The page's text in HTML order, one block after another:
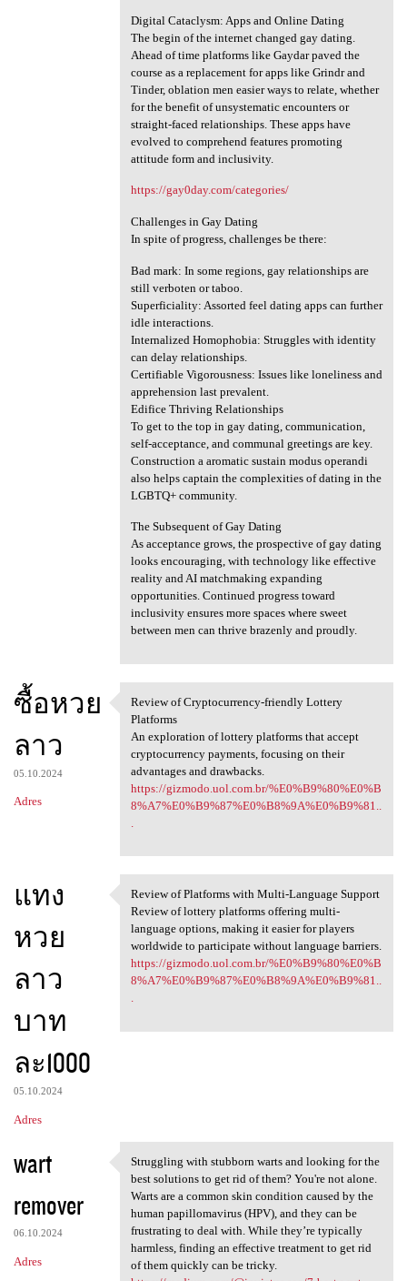
Digital Cataclysm: Apps and Online Dating
The begin of the internet changed gay dating.
Ahead of time platforms like Gaydar paved the
course as a replacement for apps like Grindr and
Tinder, oblation men easier ways to relate, whether
for the benefit of unsystematic encounters or
straight-faced relationships. These apps have
evolved to comprehend features promoting
attitude form and inclusivity.
https://gay0day.com/categories/
Challenges in Gay Dating
In spite of progress, challenges be there:
Bad mark: In some regions, gay relationships are
still verboten or taboo.
Superficiality: Assorted feel dating apps can further
idle interactions.
Internalized Homophobia: Struggles with identity
can delay relationships.
Certifiable Vigorousness: Issues like loneliness and
apprehension last prevalent.
Edifice Thriving Relationships
To get to the top in gay dating, communication,
self-acceptance, and communal greetings are key.
Construction a aromatic sustain modus operandi
also helps captain the complexities of dating in the
LGBTQ+ community.
The Subsequent of Gay Dating
As acceptance grows, the prospective of gay dating
looks encouraging, with technology like effective
reality and AI matchmaking expanding
opportunities. Continued progress toward
inclusivity ensures more spaces where sweet
between men can thrive brazenly and proudly.
ซื้อหวย
ลาว
05.10.2024
Adres
Review of Cryptocurrency
Review of Cryptocurrency-friendly Lottery
Platforms
An exploration of lottery platforms that accept
cryptocurrency payments, focusing on their
advantages and drawbacks.
https://gizmodo.uol.com.br/%E0%B9%80%E0%B
8%A7%E0%B9%87%E0%B8%9A%E0%B9%81..
แทง
หวย
ลาว
บาท
ละ1000
05.10.2024
Adres
Review of Platforms with
Review of Platforms with Multi-Language Support
Review of lottery platforms offering multi-
language options, making it easier for players
worldwide to participate without language barriers.
https://gizmodo.uol.com.br/%E0%B9%80%E0%B
8%A7%E0%B9%87%E0%B8%9A%E0%B9%81..
.
wart
remover
06.10.2024
Adres
Struggling with stubborn
Struggling with stubborn warts and looking for the
best solutions to get rid of them? You're not alone.
Warts are a common skin condition caused by the
human papillomavirus (HPV), and they can be
frustrating to deal with. While they’re typically
harmless, finding an effective treatment to get rid
of them quickly can be tricky.